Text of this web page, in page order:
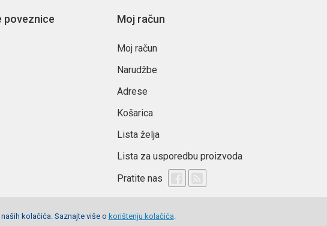
poveznice Moj račun
Moj račun
Narudžbe
Adrese
Košarica
Lista želja
Lista za usporedbu proizvoda
Pratite nas
kolačića. Saznajte više o korištenju kolačića.